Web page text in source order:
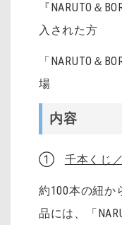
『NARUTO＆
入された方
「NARUTO＆
場
内容
① 千本くじ
約100本の紐か
品には、「